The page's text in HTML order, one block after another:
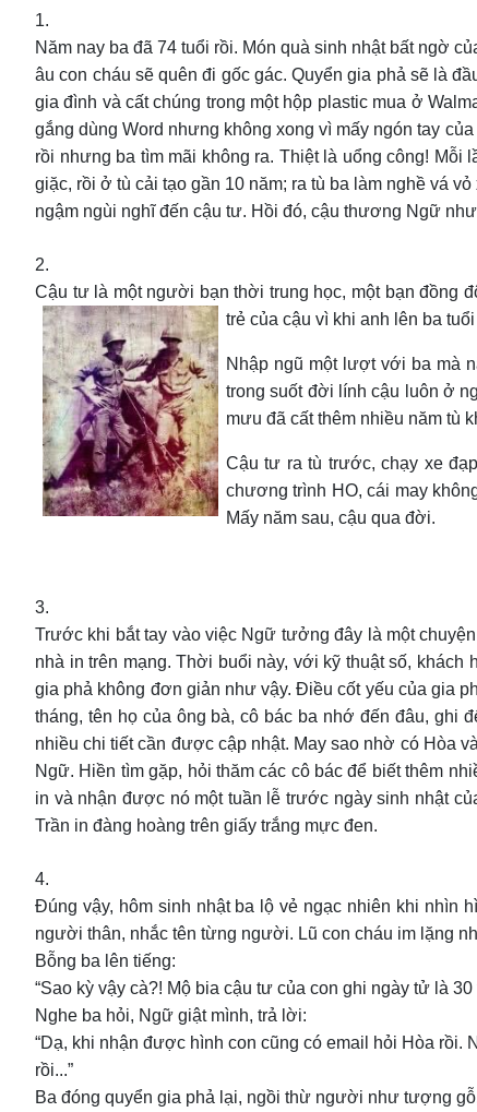
1.
Năm nay ba đã 74 tuổi rồi. Món quà sinh nhật bất ngờ
âu con cháu sẽ quên đi gốc gác. Quyển gia phả sẽ là
gia đình và cất chúng trong một hộp plastic mua ở
gắng dùng Word nhưng không xong vì mấy ngón tay
rồi nhưng ba tìm mãi không ra. Thiệt là uổng công!
giặc, rồi ở tù cải tạo gần 10 năm; ra tù ba làm nghề vá
ngậm ngùi nghĩ đến cậu tư. Hồi đó, cậu thương Ngữ
2.
Cậu tư là một người bạn thời trung học, một bạn đồng
trẻ của cậu vì khi anh lên ba
Nhập ngũ một lượt với ba mà
trong suốt đời lính cậu luôn ở
mưu đã cất thêm nhiều năm tù
Cậu tư ra tù trước, chạy xe
chương trình HO, cái may
Mấy năm sau, cậu qua đời.
3.
Trước khi bắt tay vào việc Ngữ tưởng đây là một
nhà in trên mạng. Thời buổi này, với kỹ thuật số, khách
gia phả không đơn giản như vậy. Điều cốt yếu của gia
tháng, tên họ của ông bà, cô bác ba nhớ đến đâu, ghi
nhiều chi tiết cần được cập nhật. May sao nhờ có Hòa
Ngữ. Hiền tìm gặp, hỏi thăm các cô bác để biết thêm
in và nhận được nó một tuần lễ trước ngày sinh nhật
Trần in đàng hoàng trên giấy trắng mực đen.
4.
Đúng vậy, hôm sinh nhật ba lộ vẻ ngạc nhiên khi nhìn
người thân, nhắc tên từng người. Lũ con cháu im lặng
Bỗng ba lên tiếng:
“Sao kỳ vậy cà?! Mộ bia cậu tư của con ghi ngày tử là
Nghe ba hỏi, Ngữ giật mình, trả lời:
“Dạ, khi nhận được hình con cũng có email hỏi Hòa
rồi...”
Ba đóng quyển gia phả lại, ngồi thừ người như tượng